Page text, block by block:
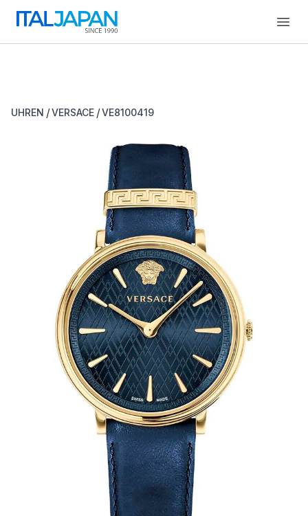
UHREN /VERSACE /VE8100419